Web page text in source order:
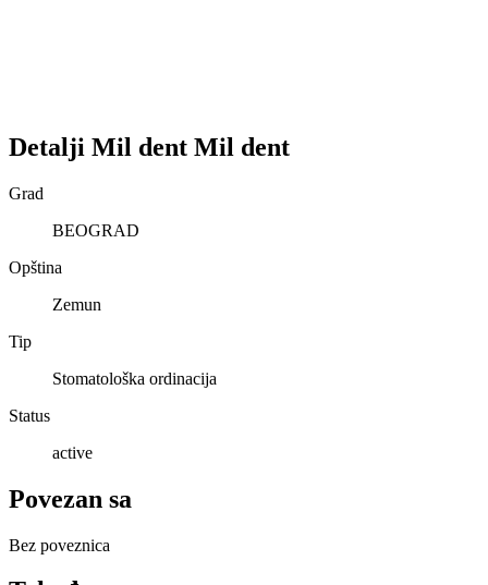
Detalji Mil dent Mil dent
Grad
BEOGRAD
Opština
Zemun
Tip
Stomatološka ordinacija
Status
active
Povezan sa
Bez poveznica